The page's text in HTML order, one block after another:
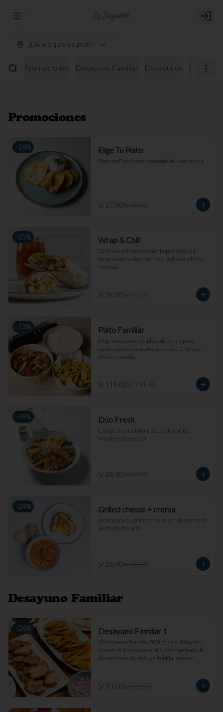
Abrir menu de navegación Login
¿Dónde quieres pedir?
Promociones Desayuno Familiar Desayunos
Promociones
-18% Elige Tu Plato
Plato de Fondo acompañado de una bebida
S/ 27.90S/ 33.90
-25% Wrap & Chill
Disfruta del complemento perfecto, 01
wrap sabor a elección más iced tea o chicha
morada.
S/ 26.90S/ 36.00
-13% Plato Familiar
Elige una opción de plato de fondo para
cuatro personas acompañado de 1 litro de
chicha morada.
S/ 115.00S/ 131.60
-39% Dúo Fresh
Escoge tu ensalada y bebida favorita.
Imagen referencial.
S/ 28.90S/ 47.00
-29% Grilled chesse + crema
Acompaña tu grilled chesse con tu crema de
verduras favorita.
S/ 26.90S/ 38.00
Desayuno Familiar
-26% Desayuno Familiar 1
Ocho panes francés, 500 gr de chicharrón,
camote frito y salsa criolla, acompañado de
dos tamales. no incluye bebida. imagen
S/ 93.00S/ 126.50